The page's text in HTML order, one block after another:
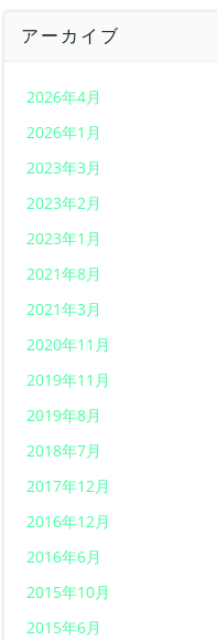
アーカイブ
2026年4月
2026年1月
2023年3月
2023年2月
2023年1月
2021年8月
2021年3月
2020年11月
2019年11月
2019年8月
2018年7月
2017年12月
2016年12月
2016年6月
2015年10月
2015年6月